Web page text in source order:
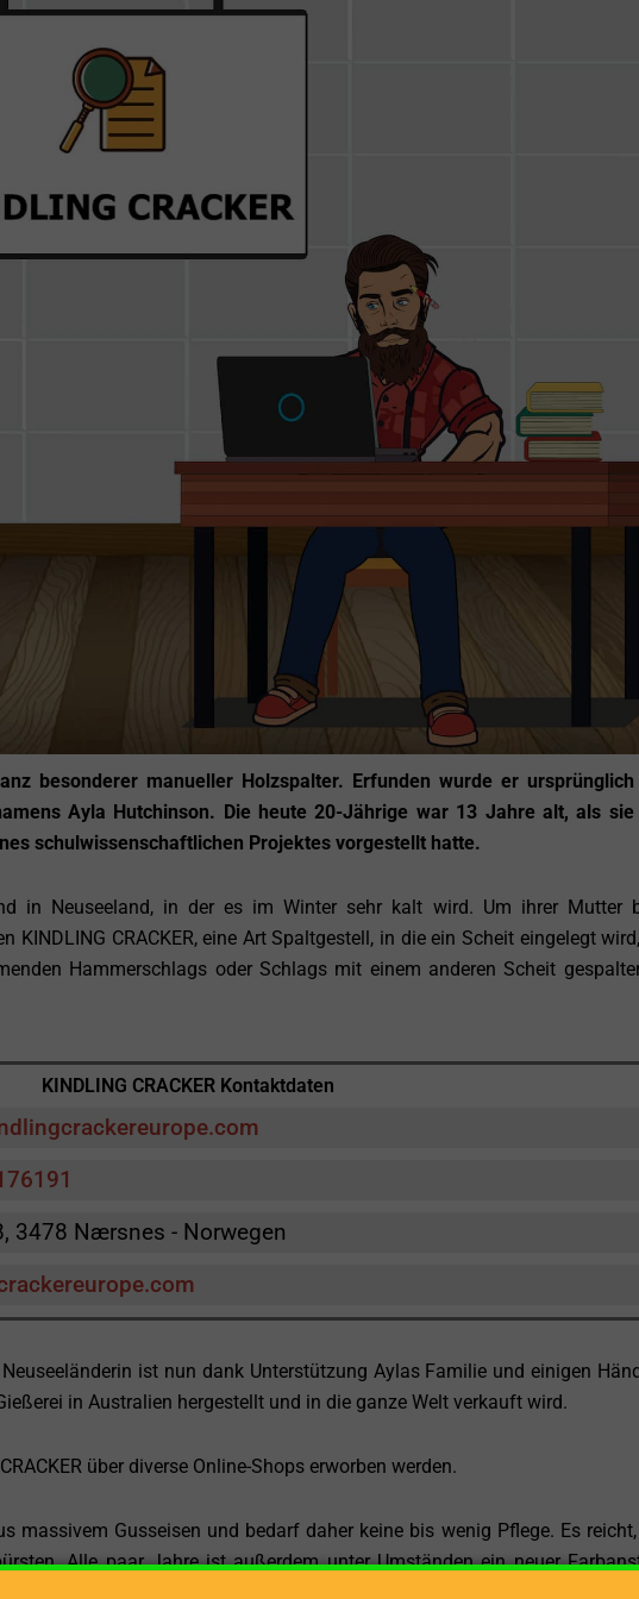
besonderer manueller Holzspalter. Erfunden wurde er
Ayla Hutchinson. Die heute 20-Jährige war 13 Jahre alt, als sie
schulwissenschaftlichen Projektes vorgestellt hatte.
in Neuseeland, in der es im Winter sehr kalt wird. Um ihrer Mutter
KINDLING CRACKER, eine Art Spaltgestell, in die ein Scheit eingelegt
Hammerschlags oder Schlags mit einem anderen Scheit
KINDLING CRACKER Kontaktdaten
3478 Nærsnes - Norwegen
ist nun dank Unterstützung Aylas Familie und einigen
in Australien hergestellt und in die ganze Welt verkauft wird.
über diverse Online-Shops erworben werden.
massivem Gusseisen und bedarf daher keine bis wenig Pflege. Es
Alle paar Jahre ist außerdem unter Umständen ein neuer